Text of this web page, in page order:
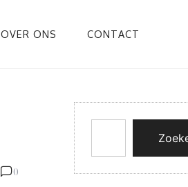
OVER ONS CONTACT
0